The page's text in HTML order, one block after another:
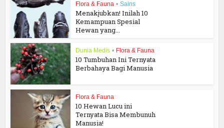
Flora & Fauna • Sains
Menakjubkan! Inilah 10
Kemampuan Spesial
Hewan yang...
Dunia Medis • Flora & Fauna
10 Tumbuhan Ini Ternyata
Berbahaya Bagi Manusia
Flora & Fauna
10 Hewan Lucu ini
Ternyata Bisa Membunuh
Manusia!